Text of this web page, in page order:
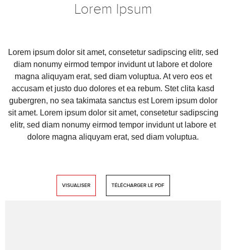
Lorem Ipsum
Lorem ipsum dolor sit amet, consetetur sadipscing elitr, sed
diam nonumy eirmod tempor invidunt ut labore et dolore
magna aliquyam erat, sed diam voluptua. At vero eos et
accusam et justo duo dolores et ea rebum. Stet clita kasd
gubergren, no sea takimata sanctus est Lorem ipsum dolor
sit amet. Lorem ipsum dolor sit amet, consetetur sadipscing
elitr, sed diam nonumy eirmod tempor invidunt ut labore et
dolore magna aliquyam erat, sed diam voluptua.
VISUALISER TÉLÉCHARGER LE PDF